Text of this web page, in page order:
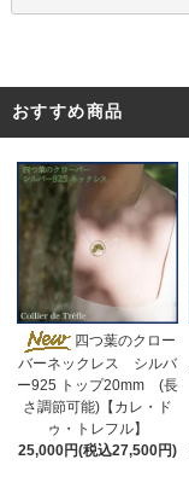
おすすめ商品
四つ葉のクロー
バーネックレス シルバ
ー925 トップ20mm (長
さ調節可能)【カレ・ド
ゥ・トレフル】
25,000円(税込27,500円)